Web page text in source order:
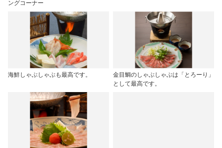
ングコーナー
海鮮しゃぶしゃぶも最高です。
金目鯛のしゃぶしゃぶは「とろーり」
として最高です。